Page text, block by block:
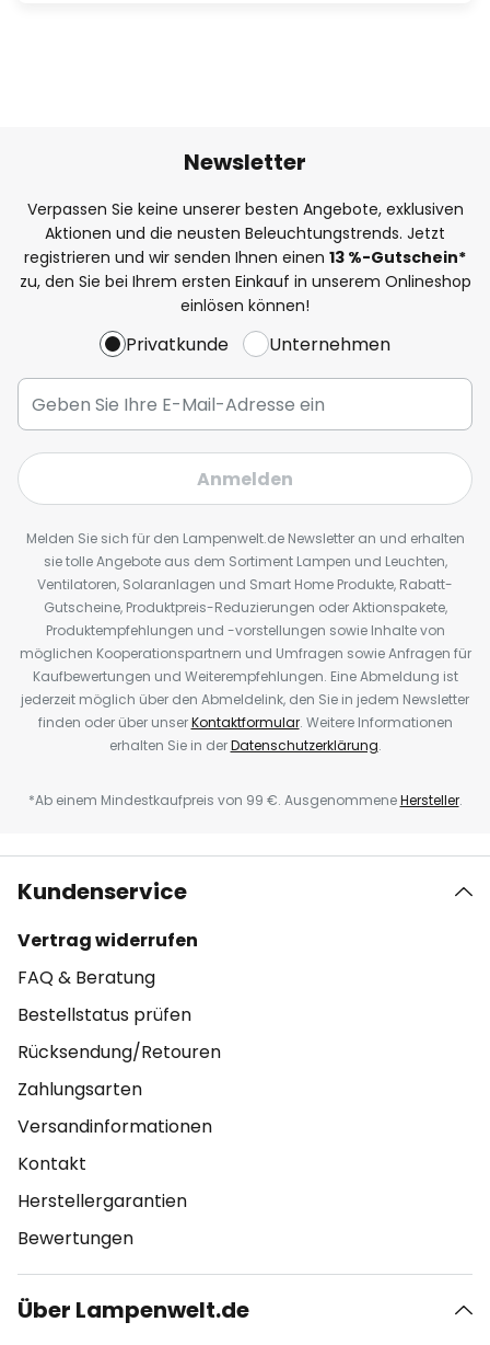
Newsletter
Verpassen Sie keine unserer besten Angebote, exklusiven
Aktionen und die neusten Beleuchtungstrends. Jetzt
registrieren und wir senden Ihnen einen 13 %-Gutschein*
zu, den Sie bei Ihrem ersten Einkauf in unserem Onlineshop
einlösen können!
Privatkunde Unternehmen
Anmelden
Melden Sie sich für den Lampenwelt.de Newsletter an und erhalten
sie tolle Angebote aus dem Sortiment Lampen und Leuchten,
Ventilatoren, Solaranlagen und Smart Home Produkte, Rabatt-
Gutscheine, Produktpreis-Reduzierungen oder Aktionspakete,
Produktempfehlungen und -vorstellungen sowie Inhalte von
möglichen Kooperationspartnern und Umfragen sowie Anfragen für
Kaufbewertungen und Weiterempfehlungen. Eine Abmeldung ist
jederzeit möglich über den Abmeldelink, den Sie in jedem Newsletter
finden oder über unserKontaktformular. Weitere Informationen
erhalten Sie in derDatenschutzerklärung.
*Ab einem Mindestkaufpreis von 99 €. AusgenommeneHersteller.
Kundenservice
Vertrag widerrufen
FAQ & Beratung
Bestellstatus prüfen
Rücksendung/Retouren
Zahlungsarten
Versandinformationen
Kontakt
Herstellergarantien
Bewertungen
Über Lampenwelt.de